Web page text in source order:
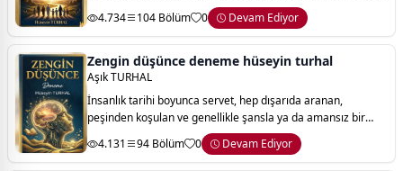
özünden koparılmış bir inancın, asıl kaynağına yani
kur’an’daki gerçek islam
4.734 104 Bölüm 0 Devam Ediyor
Zengin düşünce deneme hüseyin turhal
Aşık TURHAL
İnsanlık tarihi boyunca servet, hep dışarıda aranan,
peşinden koşulan ve genellikle şansla ya da amansız bir
mücadeleyle elde edileceği düşünülen somut bir kavram
olarak görüldü. ancak asırların bilge
4.131 94 Bölüm 0 Devam Ediyor